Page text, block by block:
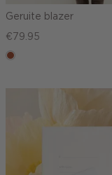
Geruite blazer
€79.95
bruin